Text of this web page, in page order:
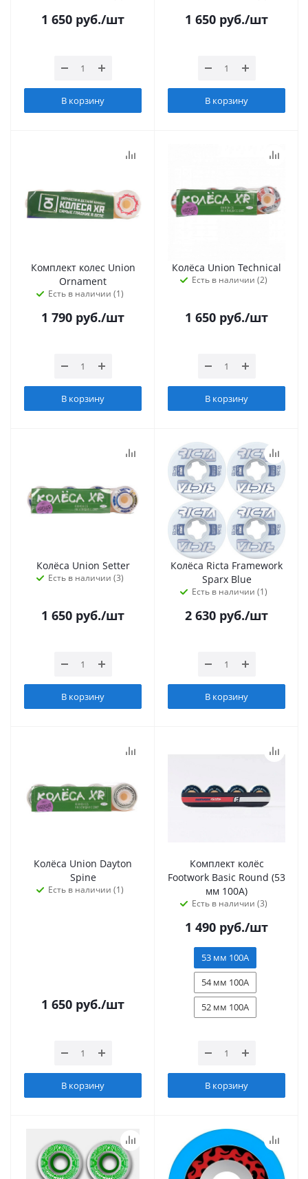
1 650 руб./шт
В корзину
1 650 руб./шт
В корзину
Комплект колес Union
Ornament
Есть в наличии (1)
1 790 руб./шт
В корзину
Колёса Union Technical
Есть в наличии (2)
1 650 руб./шт
В корзину
Колёса Union Setter
Есть в наличии (3)
1 650 руб./шт
В корзину
Колёса Ricta Framework
Sparx Blue
Есть в наличии (1)
2 630 руб./шт
В корзину
Колёса Union Dayton
Spine
Есть в наличии (1)
1 650 руб./шт
В корзину
Комплект колёс
Footwork Basic Round (53
мм 100А)
Есть в наличии (3)
1 490 руб./шт
53 мм 100А
54 мм 100А
52 мм 100А
В корзину